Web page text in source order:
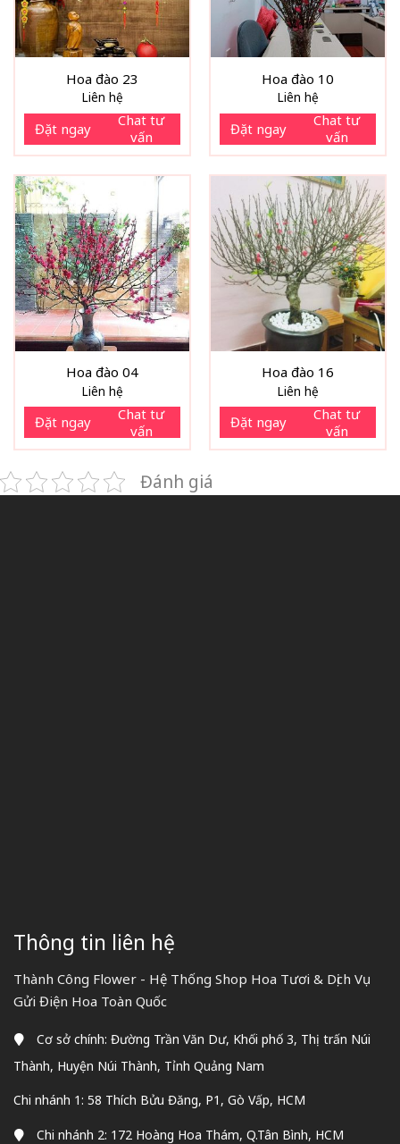
Hoa đào 23
Liên hệ
Đặt ngay
Chat tư
vấn
Hoa đào 10
Liên hệ
Đặt ngay
Chat tư
vấn
Hoa đào 04
Liên hệ
Đặt ngay
Chat tư
vấn
Hoa đào 16
Liên hệ
Đặt ngay
Chat tư
vấn
Đánh giá
Thông tin liên hệ
Thành Công Flower - Hệ Thống Shop Hoa Tươi & Dịch Vụ
Gửi Điện Hoa Toàn Quốc
Cơ sở chính: Đường Trần Văn Dư, Khối phố 3, Thị trấn Núi
Thành, Huyện Núi Thành, Tỉnh Quảng Nam
Chi nhánh 1: 58 Thích Bửu Đăng, P1, Gò Vấp, HCM
Chi nhánh 2: 172 Hoàng Hoa Thám, Q.Tân Bình, HCM